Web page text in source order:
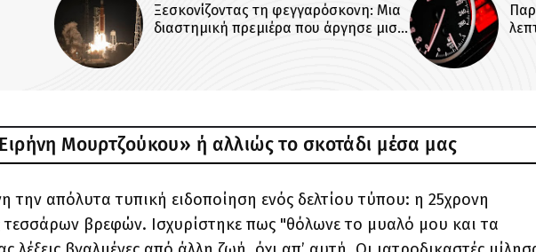
τη φεγγαρόσκονη: Μια
που άργησε μισό
Παρκαρισμένος με αλάρμ μόνο για ένα
λεπτό πάνω στη διάβαση πεζών
Μουρτζούκου» ή αλλιώς το σκοτάδι μέσα μας
την απόλυτα τυπική ειδοποίηση ενός δελτίου τύπου: η 25χρονη
τεσσάρων βρεφών. Ισχυρίστηκε πως "θόλωνε το μυαλό μου και τα